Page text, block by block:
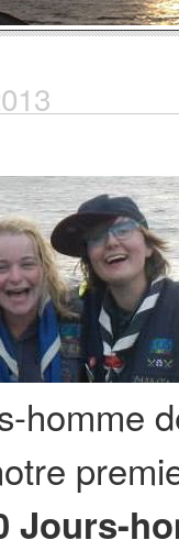
homme
Jours-